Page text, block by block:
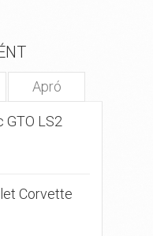
Apró
GTO LS2
Corvette